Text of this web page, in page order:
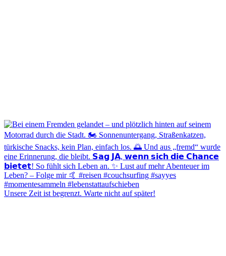
Unsere Zeit ist begrenzt. Warte nicht auf später!